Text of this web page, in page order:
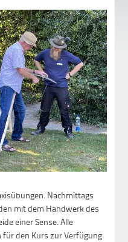
Nachmittags
mit dem Handwerk des
einer Sense. Alle
den Kurs zur Verfügung